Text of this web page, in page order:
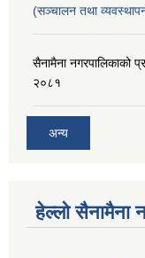
(सञ्चालन तथा
सैनामैना नगरपालिकाको
२०८१
अन्य
हेल्लो सैनामैना